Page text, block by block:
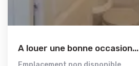
A louer une bonne occasion...